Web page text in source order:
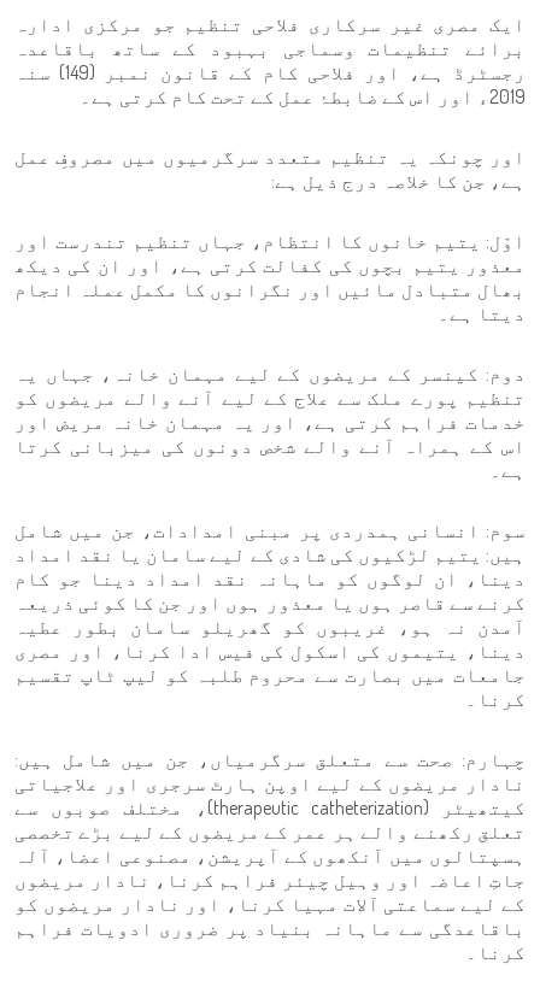
ایک مصری غیر سرکاری فلاحی تنظیم جو مرکزی ادارہ
برائے تنظیمات وسماجی بہبود کے ساتھ باقاعدہ
رجسٹرڈ ہے، اور فلاحی کام کے قانون نمبر (149) سنہ
2019ء اور اس کے ضابطۂ عمل کے تحت کام کرتی ہے۔
اور چونکہ یہ تنظیم متعدد سرگرمیوں میں مصروفِ عمل
ہے، جن کا خلاصہ درج ذیل ہے:
اوّل: یتیم خانوں کا انتظام، جہاں تنظیم تندرست اور
معذور یتیم بچوں کی کفالت کرتی ہے، اور ان کی دیکھ
بھال متبادل مائیں اور نگرانوں کا مکمل عملہ انجام
دیتا ہے۔
دوم: کینسر کے مریضوں کے لیے مہمان خانہ، جہاں یہ
تنظیم پورے ملک سے علاج کے لیے آنے والے مریضوں کو
خدمات فراہم کرتی ہے، اور یہ مہمان خانہ مریض اور
اس کے ہمراہ آنے والے شخص دونوں کی میزبانی کرتا
ہے۔
سوم: انسانی ہمدردی پر مبنی امدادات، جن میں شامل
ہیں: یتیم لڑکیوں کی شادی کے لیے سامان یا نقد امداد
دینا، ان لوگوں کو ماہانہ نقد امداد دینا جو کام
کرنے سے قاصر ہوں یا معذور ہوں اور جن کا کوئی ذریعہ
آمدن نہ ہو، غریبوں کو گھریلو سامان بطور عطیہ
دینا، یتیموں کی اسکول کی فیس ادا کرنا، اور مصری
جامعات میں بصارت سے محروم طلبہ کو لیپ ٹاپ تقسیم
کرنا۔
چہارم: صحت سے متعلق سرگرمیاں، جن میں شامل ہیں:
نادار مریضوں کے لیے اوپن ہارٹ سرجری اور علاجیاتی
کیتھیٹر (therapeutic catheterization)، مختلف صوبوں سے
تعلق رکھنے والے ہر عمر کے مریضوں کے لیے بڑے تخصصی
ہسپتالوں میں آنکھوں کے آپریشن، مصنوعی اعضا، آلہ
جاتِ اعاضہ اور وہیل چیئر فراہم کرنا، نادار مریضوں
کے لیے سماعتی آلات مہیا کرنا، اور نادار مریضوں کو
باقاعدگی سے ماہانہ بنیاد پر ضروری ادویات فراہم
کرنا۔